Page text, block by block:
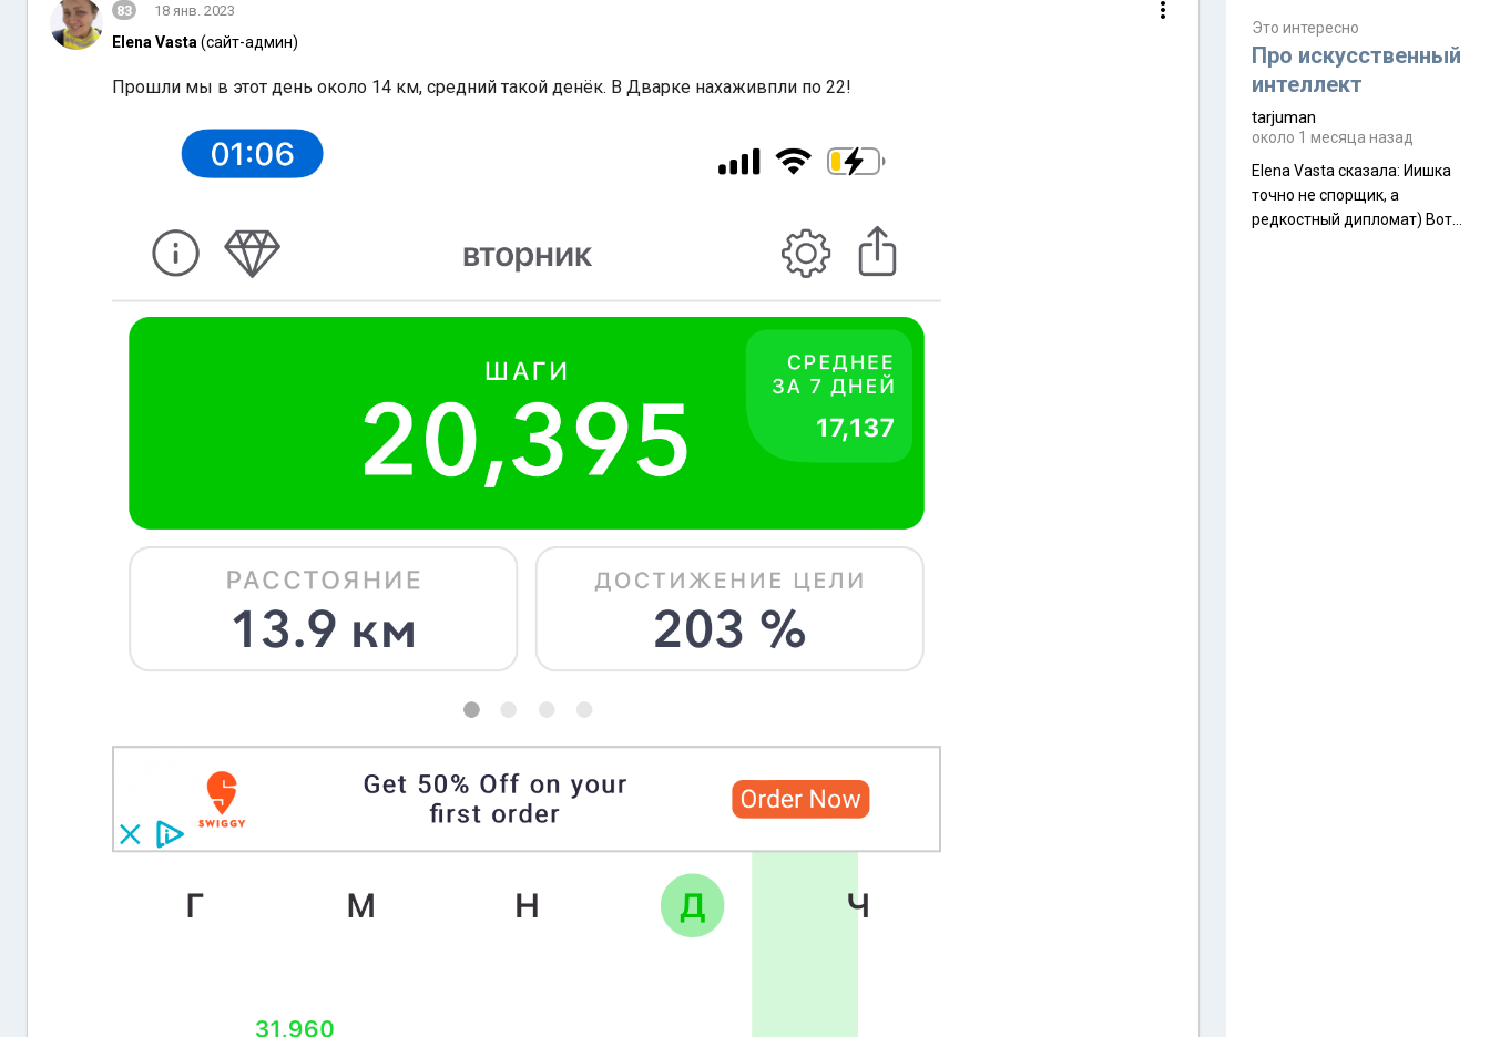
83 18 янв. 2023
Elena Vasta (сайт-админ)
Прошли мы в этот день около 14 км, средний такой денёк. В Дварке нахаживпли по 22!
комплектации составляет
около 845 г. Палатка весит
менее
южной тайги
Это интересно
Про искусственный
интеллект
tarjuman
около 1 месяца назад
Elena Vasta сказалa: Иишка
точно не спорщик, а
редкостный дипломат) Вот,